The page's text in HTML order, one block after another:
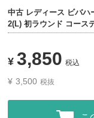
中古 レディース ビバハ
2(L) 初ラウンド コース
¥ 3,850 税込
¥ 3,500 税抜